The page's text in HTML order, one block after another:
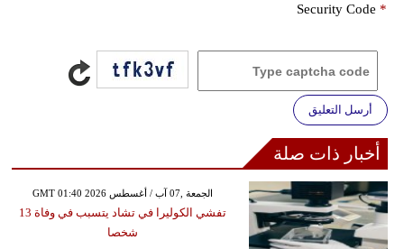
Security Code *
أرسل التعليق
أخبار ذات صلة
GMT 01:40 2026 الجمعة ,07 آب / أغسطس
تفشي الكوليرا في تشاد يتسبب في وفاة 13
شخصا